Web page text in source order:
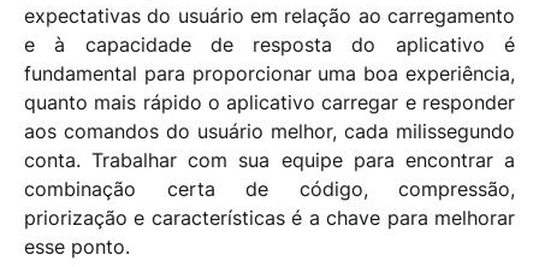
expectativas do usuário em relação ao carregamento
e à capacidade de resposta do aplicativo é
fundamental para proporcionar uma boa experiência,
quanto mais rápido o aplicativo carregar e responder
aos comandos do usuário melhor, cada milissegundo
conta. Trabalhar com sua equipe para encontrar a
combinação certa de código, compressão,
priorização e características é a chave para melhorar
esse ponto.